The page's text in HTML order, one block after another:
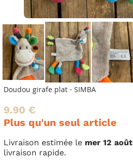
Doudou girafe plat - SIMBA
9.90 €
Plus qu'un seul article
Livraison estimée le mer 12 août
livraison rapide.